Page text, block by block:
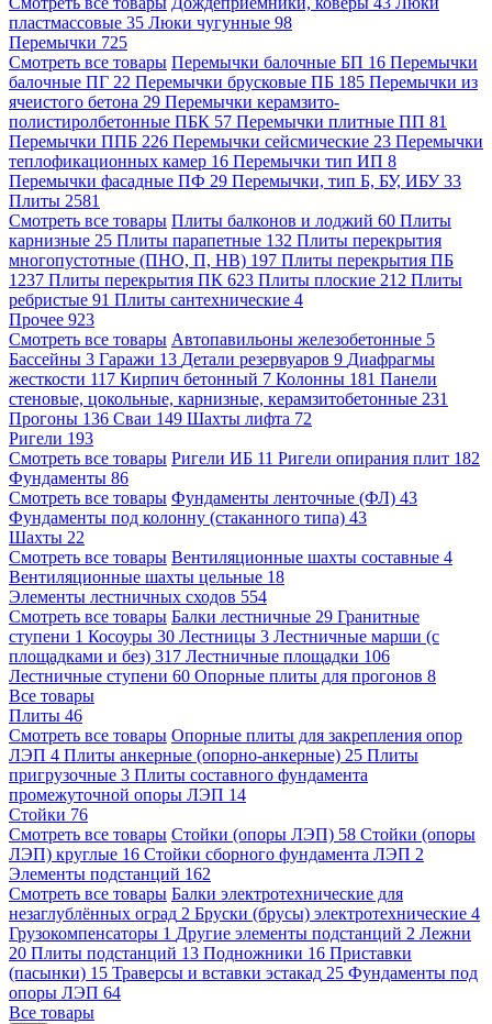
пластмассовые 35 Люки чугунные 98
Перемычки 725
Смотреть все товары Перемычки балочные БП 16 Перемычки
балочные ПГ 22 Перемычки брусковые ПБ 185 Перемычки из
ячеистого бетона 29 Перемычки керамзито-
полистиролбетонные ПБК 57 Перемычки плитные ПП 81
Перемычки ППБ 226 Перемычки сейсмические 23 Перемычки
теплофикационных камер 16 Перемычки тип ИП 8
Перемычки фасадные ПФ 29 Перемычки, тип Б, БУ, ИБУ 33
Плиты 2581
Смотреть все товары Плиты балконов и лоджий 60 Плиты
карнизные 25 Плиты парапетные 132 Плиты перекрытия
многопустотные (ПНО, П, НВ) 197 Плиты перекрытия ПБ
1237 Плиты перекрытия ПК 623 Плиты плоские 212 Плиты
ребристые 91 Плиты сантехнические 4
Прочее 923
Смотреть все товары Автопавильоны железобетонные 5
Бассейны 3 Гаражи 13 Детали резервуаров 9 Диафрагмы
жесткости 117 Кирпич бетонный 7 Колонны 181 Панели
стеновые, цокольные, карнизные, керамзитобетонные 231
Прогоны 136 Сваи 149 Шахты лифта 72
Ригели 193
Смотреть все товары Ригели ИБ 11 Ригели опирания плит 182
Фундаменты 86
Смотреть все товары Фундаменты ленточные (ФЛ) 43
Фундаменты под колонну (стаканного типа) 43
Шахты 22
Смотреть все товары Вентиляционные шахты составные 4
Вентиляционные шахты цельные 18
Элементы лестничных сходов 554
Смотреть все товары Балки лестничные 29 Гранитные
ступени 1 Косоуры 30 Лестницы 3 Лестничные марши (с
площадками и без) 317 Лестничные площадки 106
Лестничные ступени 60 Опорные плиты для прогонов 8
Все товары
Плиты 46
Смотреть все товары Опорные плиты для закрепления опор
ЛЭП 4 Плиты анкерные (опорно-анкерные) 25 Плиты
пригрузочные 3 Плиты составного фундамента
промежуточной опоры ЛЭП 14
Стойки 76
Смотреть все товары Стойки (опоры ЛЭП) 58 Стойки (опоры
ЛЭП) круглые 16 Стойки сборного фундамента ЛЭП 2
Элементы подстанций 162
Смотреть все товары Балки электротехнические для
незаглублённых оград 2 Бруски (брусы) электротехнические 4
Грузокомпенсаторы 1 Другие элементы подстанций 2 Лежни
20 Плиты подстанций 13 Подножники 16 Приставки
(пасынки) 15 Траверсы и вставки эстакад 25 Фундаменты под
опоры ЛЭП 64
Все товары